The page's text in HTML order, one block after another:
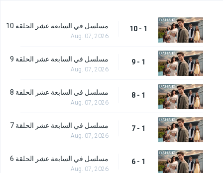
1 - 10 مسلسل في السابعة عشر الحلقة 10
Aug. 07, 2026
1 - 9 مسلسل في السابعة عشر الحلقة 9
Aug. 07, 2026
1 - 8 مسلسل في السابعة عشر الحلقة 8
Aug. 07, 2026
1 - 7 مسلسل في السابعة عشر الحلقة 7
Aug. 07, 2026
1 - 6 مسلسل في السابعة عشر الحلقة 6
Aug. 07, 2026